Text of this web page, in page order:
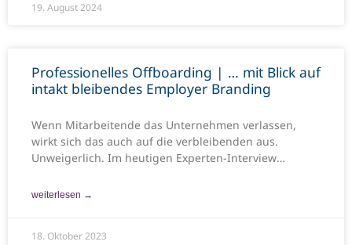
19. August 2024
Professionelles Offboarding | … mit Blick auf
intakt bleibendes Employer Branding
Wenn Mitarbeitende das Unternehmen verlassen,
wirkt sich das auch auf die verbleibenden aus.
Unweigerlich. Im heutigen Experten-Interview
weiterlesen →
18. Oktober 2023